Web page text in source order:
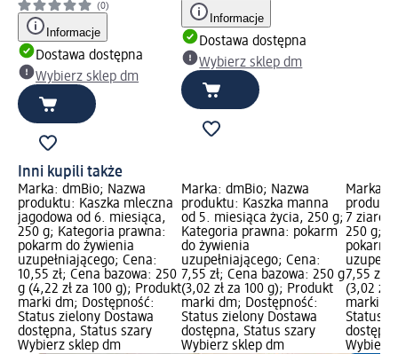
(0)
Informacje
Dostawa dostępna
Wybierz sklep dm
Informacje
Dostawa dostępna
Wybierz sklep dm
Inni kupili także
Marka: dmBio; Nazwa
produktu: Kaszka mleczna
jagodowa od 6. miesiąca,
250 g; Kategoria prawna:
pokarm do żywienia
uzupełniającego; Cena:
10,55 zł; Cena bazowa: 250
g (4,22 zł za 100 g); Produkt
marki dm; Dostępność:
Status zielony Dostawa
dostępna, Status szary
Wybierz sklep dm
Marka: dmBio; Nazwa
produktu: Kaszka manna
od 5. miesiąca życia, 250 g;
Kategoria prawna: pokarm
do żywienia
uzupełniającego; Cena:
7,55 zł; Cena bazowa: 250 g
(3,02 zł za 100 g); Produkt
marki dm; Dostępność:
Status zielony Dostawa
dostępna, Status szary
Wybierz sklep dm
Marka:
7 ziaren
250 g;
pokarm
7,55 zł;
(3,02 zł
marki
Status
Wybierz